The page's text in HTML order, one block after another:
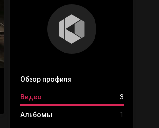
Обзор профиля
Видео 3
Альбомы 1